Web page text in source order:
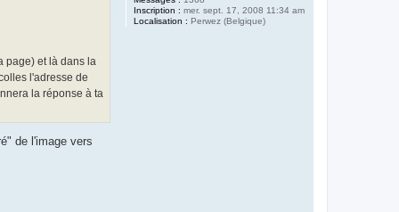
c
k
i
Inscription : mer. sept. 17, 2008 11:34 am
Localisation : Perwez (Belgique)
page) et là dans la
l'adresse de
la réponse à ta
de l'image vers